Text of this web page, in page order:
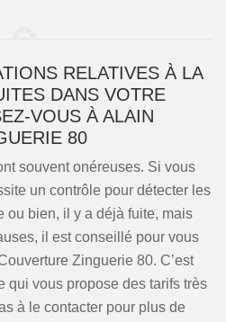
RELATIVES À LA
DANS VOTRE
VOUS À ALAIN
80
souvent onéreuses. Si vous
un contrôle pour détecter les
ou bien, il y a déjà fuite, mais
il est conseillé pour vous
Zinguerie 80. C’est
qui vous propose des tarifs très
à le contacter pour plus de